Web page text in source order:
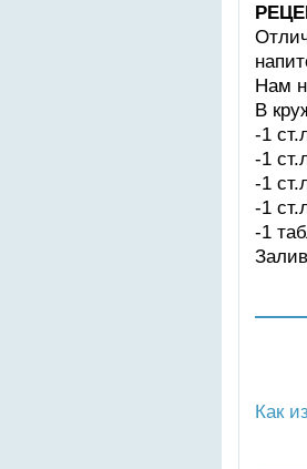
Нам
В
-1
-1
-1
-1
-1
Как